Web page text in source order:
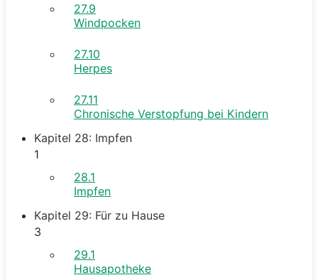
27.9
Windpocken
27.10
Herpes
27.11
Chronische Verstopfung bei Kindern
Kapitel 28: Impfen
1
28.1
Impfen
Kapitel 29: Für zu Hause
3
29.1
Hausapotheke